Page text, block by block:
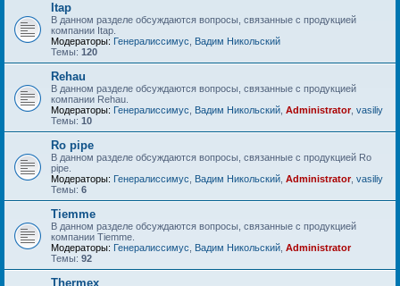
Itap
В данном разделе обсуждаются вопросы, связанные с продукцией
компании Itap.
Модераторы: Генералиссимус
Вадим Никольский
Темы: 120
Rehau
В данном разделе обсуждаются вопросы, связанные с продукцией
компании Rehau.
Модераторы: Генералиссимус Вадим Никольский Administrator, vasiliy
Темы: 10
Ro pipe
В данном разделе обсуждаются вопросы, связанные с продукцией Ro
pipe.
Модераторы: Генералиссимус Вадим Никольский Administrator, vasiliy
Темы: 6
Tiemme
В данном разделе обсуждаются вопросы, связанные с продукцией
компании Tiemme.
Модераторы: Генералиссимус Вадим Никольский Administrator
Темы: 92
Thermex